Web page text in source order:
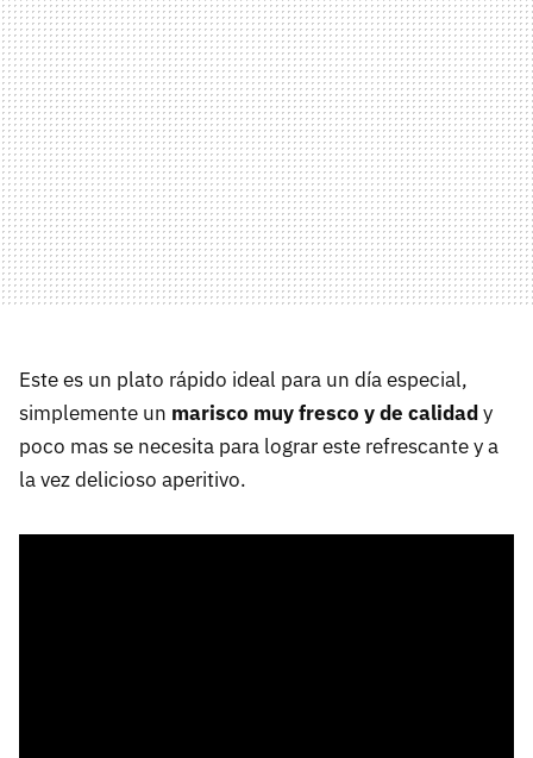
Este es un plato rápido ideal para un día especial,
simplemente un marisco muy fresco y de calidady
poco mas se necesita para lograr este refrescante y a
la vez delicioso aperitivo.